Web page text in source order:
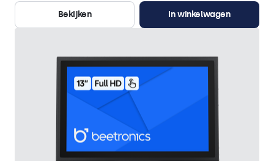
Bekijken
In winkelwagen